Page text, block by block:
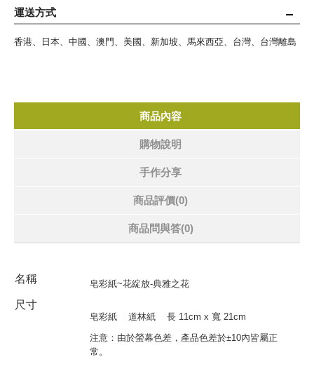
運送方式
香港、日本、中國、澳門、美國、新加坡、馬來西亞、台灣、台灣離島
商品內容
購物說明
手作分享
商品評價(0)
商品問與答(0)
名稱 皂彩紙~花綻放-典雅之花
尺寸
皂彩紙 道林紙 長 11cm x 寬 21cm
注意：由於螢幕色差，產品色差於±10內皆屬正
常。